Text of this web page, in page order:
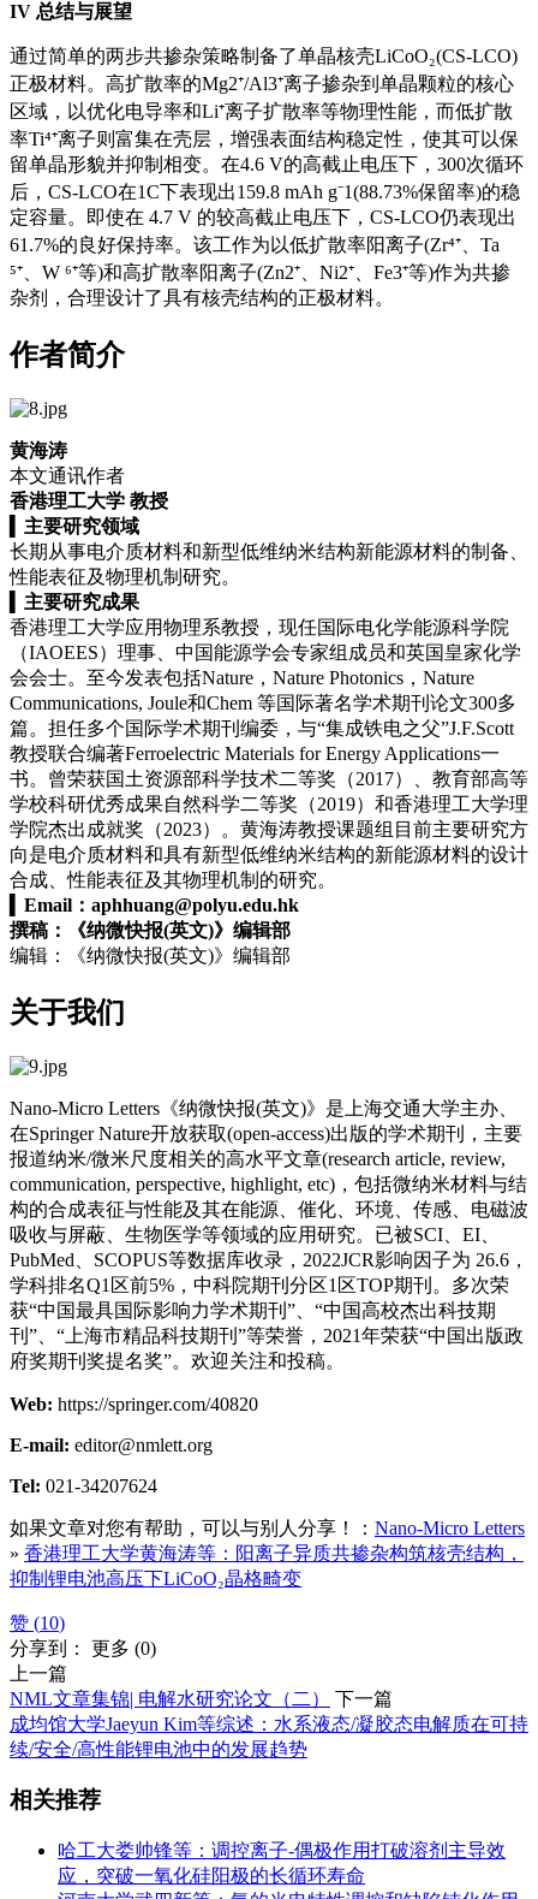
IV 总结与展望
通过简单的两步共掺杂策略制备了单晶核壳LiCoO₂(CS-LCO)
正极材料。高扩散率的Mg2⁺/Al3⁺离子掺杂到单晶颗粒的核心
区域，以优化电导率和Li⁺离子扩散率等物理性能，而低扩散
率Ti⁴⁺离子则富集在壳层，增强表面结构稳定性，使其可以保
留单晶形貌并抑制相变。在4.6 V的高截止电压下，300次循环
后，CS-LCO在1C下表现出159.8 mAh g⁻1(88.73%保留率)的稳
定容量。即使在 4.7 V 的较高截止电压下，CS-LCO仍表现出
61.7%的良好保持率。该工作为以低扩散率阳离子(Zr⁴⁺、Ta
⁵⁺、W ⁶⁺等)和高扩散率阳离子(Zn2⁺、Ni2⁺、Fe3⁺等)作为共掺
杂剂，合理设计了具有核壳结构的正极材料。
作者简介
黄海涛
本文通讯作者
香港理工大学 教授
主要研究领域
长期从事电介质材料和新型低维纳米结构新能源材料的制备、
性能表征及物理机制研究。
主要研究成果
香港理工大学应用物理系教授，现任国际电化学能源科学院
（IAOEES）理事、中国能源学会专家组成员和英国皇家化学
会会士。至今发表包括Nature， Nature Photonics ，Nature
Communications, Joule和Chem 等国际著名学术期刊论文300多
篇。担任多个国际学术期刊编委，与“集成铁电之父”J.F.Scott
教授联合编著Ferroelectric Materials for Energy Applications一
书。曾荣获国土资源部科学技术二等奖（2017）、教育部高等
学校科研优秀成果自然科学二等奖（2019）和香港理工大学理
学院杰出成就奖（2023）。黄海涛教授课题组目前主要研究方
向是电介质材料和具有新型低维纳米结构的新能源材料的设计
合成、性能表征及其物理机制的研究。
Email： aphhuang@polyu.edu.hk
撰稿：《纳微快报(英文)》编辑部
编辑：《纳微快报(英文)》编辑部
关于我们
Nano-Micro Letters《纳微快报(英文)》是上海交通大学主办、
在Springer Nature开放获取(open-access)出版的学术期刊，主要
报道纳米/微米尺度相关的高水平文章(research article, review,
communication, perspective, highlight, etc)，包括微纳米材料与结
构的合成表征与性能及其在能源、催化、环境、传感、电磁波
吸收与屏蔽、生物医学等领域的应用研究。已被SCI、EI、
PubMed、SCOPUS等数据库收录，2022JCR影响因子为 26.6，
学科排名Q1区前5%，中科院期刊分区1区TOP期刊。多次荣
获“中国最具国际影响力学术期刊”、“中国高校杰出科技期
刊”、“上海市精品科技期刊”等荣誉，2021年荣获“中国出版政
府奖期刊奖提名奖”。欢迎关注和投稿。
Web: https://springer.com/40820
E-mail: editor@nmlett.org
Tel: 021-34207624
如果文章对您有帮助，可以与别人分享！： Nano-Micro Letters
» 香港理工大学黄海涛等：阳离子异质共掺杂构筑核壳结构，
抑制锂电池高压下LiCoO₂晶格畸变
赞 (10)
分享到： 更多 (0)
上一篇
NML文章集锦| 电解水研究论文（二）
下一篇
成均馆大学Jaeyun Kim等综述：水系液态/凝胶态电解质在可持
续/安全/高性能锂电池中的发展趋势
相关推荐
哈工大娄帅锋等：调控离子-偶极作用打破溶剂主导效
应，突破一氧化硅阳极的长循环寿命